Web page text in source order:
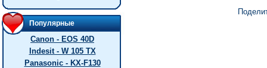
Популярные
Canon - EOS 40D
Indesit - W 105 TX
Panasonic - KX-F130